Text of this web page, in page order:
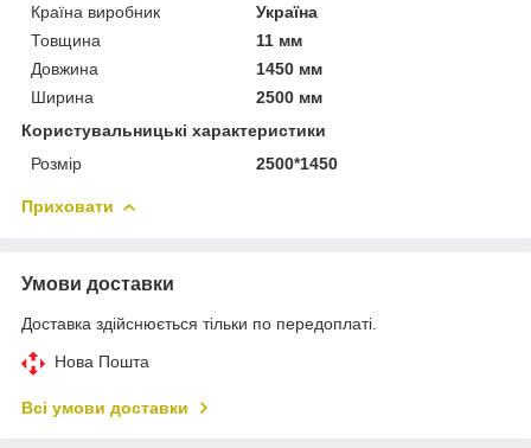
Країна виробник
Україна
Товщина
11 мм
Довжина
1450 мм
Ширина
2500 мм
Користувальницькі характеристики
Розмір
2500*1450
Приховати
Умови доставки
Доставка здійснюється тільки по передоплаті.
Нова Пошта
Всі умови доставки